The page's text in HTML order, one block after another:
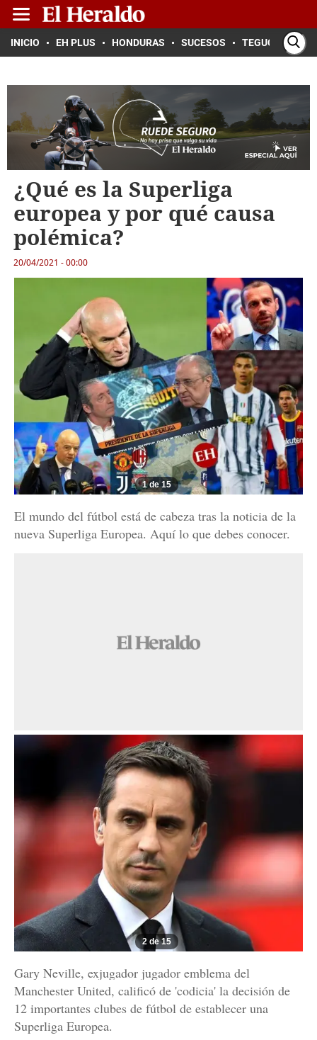
INICIO EH PLUS HONDURAS SUCESOS TEGUCIGALPA
¿Qué es la Superliga
europea y por qué causa
polémica?
20/04/2021 - 00:00
1 de 15
El mundo del fútbol está de cabeza tras la noticia de la
nueva Superliga Europea. Aquí lo que debes conocer.
2 de 15
Gary Neville, exjugador jugador emblema del
Manchester United, calificó de 'codicia' la decisión de
12 importantes clubes de fútbol de establecer una
Superliga Europea.